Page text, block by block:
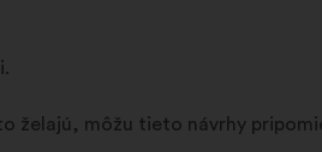
želajú, môžu tieto návrhy